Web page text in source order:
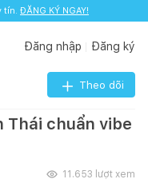
tín. ĐĂNG KÝ NGAY!
Đăng nhập Đăng ký
Theo dõi
Thái chuẩn vibe
11.653 lượt xem